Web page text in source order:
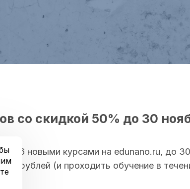
со скидкой 50% до 30
6 новыми курсами на edunano.ru, до
рублей (и проходить обучение в